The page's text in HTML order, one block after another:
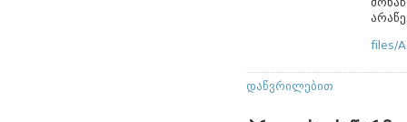
files/
დაწვრილებით